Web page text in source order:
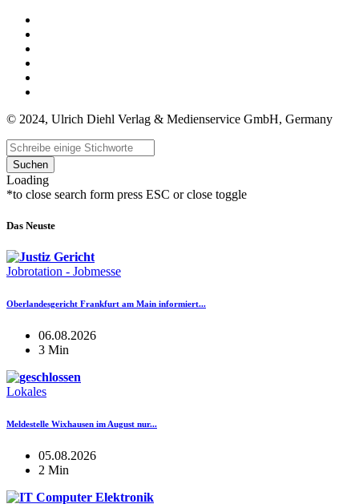
© 2024, Ulrich Diehl Verlag & Medienservice GmbH, Germany
Suchen
Loading
*to close search form press ESC or close toggle
Das Neuste
Jobrotation - Jobmesse
Oberlandesgericht Frankfurt am Main informiert...
06.08.2026
3 Min
Lokales
Meldestelle Wixhausen im August nur...
05.08.2026
2 Min